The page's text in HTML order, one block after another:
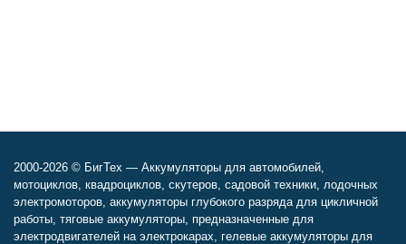
2000-2026 © БигТех — Аккумуляторы для автомобилей,
мотоциклов, квадроциклов, скутеров, садовой техники, лодочных
электромоторов, аккумуляторы глубокого разряда для цикличной
работы, тяговые аккумуляторы, предназначенные для
электродвигателей на электрокарах, гелевые аккумуляторы для